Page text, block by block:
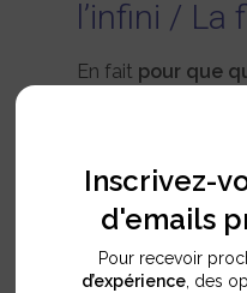
l’infini / La
En fait pour que
soit soutenable à
abordée dans le
Inscrivez-
d'emails
Pour recevoir
d’expérience, des